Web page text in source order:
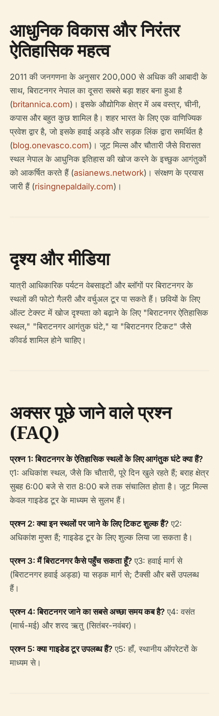
आधुनिक विकास और निरंतर
ऐतिहासिक महत्व
2011 की जनगणना के अनुसार 200,000 से अधिक की आबादी के
साथ, बिराटनगर नेपाल का दूसरा सबसे बड़ा शहर बना हुआ है
(britannica.com)। इसके औद्योगिक क्षेत्र में अब वस्त्र, चीनी,
कपास और बहुत कुछ शामिल है। शहर भारत के लिए एक वाणिज्यिक
प्रवेश द्वार है, जो इसके हवाई अड्डे और सड़क लिंक द्वारा समर्थित है
(blog.onevasco.com)। जूट मिल्स और चौतारी जैसे विरासत
स्थल नेपाल के आधुनिक इतिहास की खोज करने के इच्छुक आगंतुकों
को आकर्षित करते हैं (asianews.network)। संरक्षण के प्रयास
जारी हैं (risingnepaldaily.com)।
दृश्य और मीडिया
यात्री आधिकारिक पर्यटन वेबसाइटों और ब्लॉगों पर बिराटनगर के
स्थलों की फोटो गैलरी और वर्चुअल टूर पा सकते हैं। छवियों के लिए
ऑल्ट टेक्स्ट में खोज दृश्यता को बढ़ाने के लिए "बिराटनगर ऐतिहासिक
स्थल," "बिराटनगर आगंतुक घंटे," या "बिराटनगर टिकट" जैसे
कीवर्ड शामिल होने चाहिए।
अक्सर पूछे जाने वाले प्रश्न
(FAQ)
प्रश्न 1: बिराटनगर के ऐतिहासिक स्थलों के लिए आगंतुक घंटे क्या हैं?
ए1: अधिकांश स्थल, जैसे कि चौतारी, पूरे दिन खुले रहते हैं; बराह क्षेत्र
सुबह 6:00 बजे से रात 8:00 बजे तक संचालित होता है। जूट मिल्स
केवल गाइडेड टूर के माध्यम से सुलभ हैं।
प्रश्न 2: क्या इन स्थलों पर जाने के लिए टिकट शुल्क हैं? ए2:
अधिकांश मुफ्त हैं; गाइडेड टूर के लिए शुल्क लिया जा सकता है।
प्रश्न 3: मैं बिराटनगर कैसे पहुँच सकता हूँ? ए3: हवाई मार्ग से
(बिराटनगर हवाई अड्डा) या सड़क मार्ग से; टैक्सी और बसें उपलब्ध
हैं।
प्रश्न 4: बिराटनगर जाने का सबसे अच्छा समय कब है? ए4: वसंत
(मार्च-मई) और शरद ऋतु (सितंबर-नवंबर)।
प्रश्न 5: क्या गाइडेड टूर उपलब्ध हैं? ए5: हाँ, स्थानीय ऑपरेटरों के
माध्यम से।